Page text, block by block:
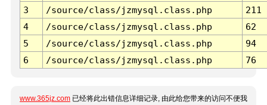
3 /source/class/jzmysql.class.php
211
4
/source/class/jzmysql.class.php
62
5
/source/class/jzmysql.class.php
94
6
/source/class/jzmysql.class.php 76
www.365jz.com 已经将此出错信息详细记录, 由此给您带来的访问不便我